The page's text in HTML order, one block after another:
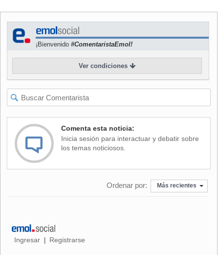
"No puede haber justificación alguna para este horrible
ataque contra gente que se manifestaba por la paz", dijo.
El presidente francés, François Hollande, también rechazó
"el atentado terrorista abyecto" de Ankara y dio su pésame
al pueblo turco.
En Berlín, el ministro de Relaciones Exteriores alemán,
Al menos 86 personas murieron en un doble atentado
contra militantes de la oposición que participaban en una
manifestación pacífica a tres semanas de las legislativas.
¡Bienvenido #ComentaristaEmol!
Ver condiciones
Comenta esta noticia:
Inicia sesión para interactuar y debatir sobre
los temas noticiosos.
Ordenar por: Más recientes
Ingresar Registrarse